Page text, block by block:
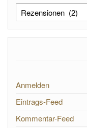
Kategorien
Anmelden
Eintrags-Feed
Kommentar-Feed